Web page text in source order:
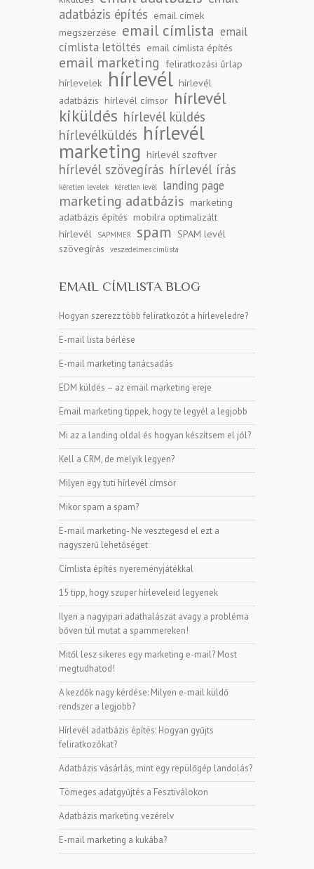
adatbázis építés email címek
megszerzése email címlista email
címlista letöltés email címlista építés
email marketing feliratkozási űrlap
hírlevelek
hírlevél hírlevél
adatbázis hírlevél címsor hírlevél
kiküldés hírlevél küldés
hírlevélküldés hírlevél
marketing hírlevél szoftver
hírlevél szövegírás hírlevél írás
kéretlen levelek kéretlen levél landing page
marketing adatbázis marketing
adatbázis építés mobilra optimalizált
hírlevél
SAPMMER spam SPAM levél
szövegírás
veszedelmes címlista
EMAIL CÍMLISTA BLOG
Hogyan szerezz több feliratkozót a hírleveledre?
E-mail lista bérlése
E-mail marketing tanácsadás
EDM küldés – az email marketing ereje
Email marketing tippek, hogy te legyél a legjobb
Mi az a landing oldal és hogyan készítsem el jól?
Kell a CRM, de melyik legyen?
Milyen egy tuti hírlevél címsor
Mikor spam a spam?
E-mail marketing- Ne vesztegesd el ezt a
nagyszerű lehetőséget
Címlista építés nyereményjátékkal
15 tipp, hogy szuper hírleveleid legyenek
Ilyen a nagyipari adathalászat avagy a probléma
bőven túl mutat a spammereken!
Mitől lesz sikeres egy marketing e-mail? Most
megtudhatod!
A kezdők nagy kérdése: Milyen e-mail küldő
rendszer a legjobb?
Hírlevél adatbázis építés: Hogyan gyűjts
feliratkozókat?
Adatbázis vásárlás, mint egy repülőgép landolás?
Tömeges adatgyűjtés a Fesztiválokon
Adatbázis marketing vezérelv
E-mail marketing a kukába?